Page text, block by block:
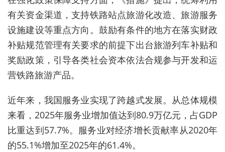
有关资金渠道，支持铁路站点旅游化改造、旅游服务
设施建设等重点方向。鼓励有条件的地方在落实财政
补贴规范管理有关要求的前提下出台旅游列车补贴和
奖励政策，引导各类社会资本依法合规参与开发和运
营铁路旅游产品。
近年来，我国服务业实现了跨越式发展。从总体规模
来看，2025年服务业增加值达到80.9万亿元，占GDP
比重达到57.7%。服务业对经济增长贡献率从2020年
的55.1%增加至2025年的61.4%。